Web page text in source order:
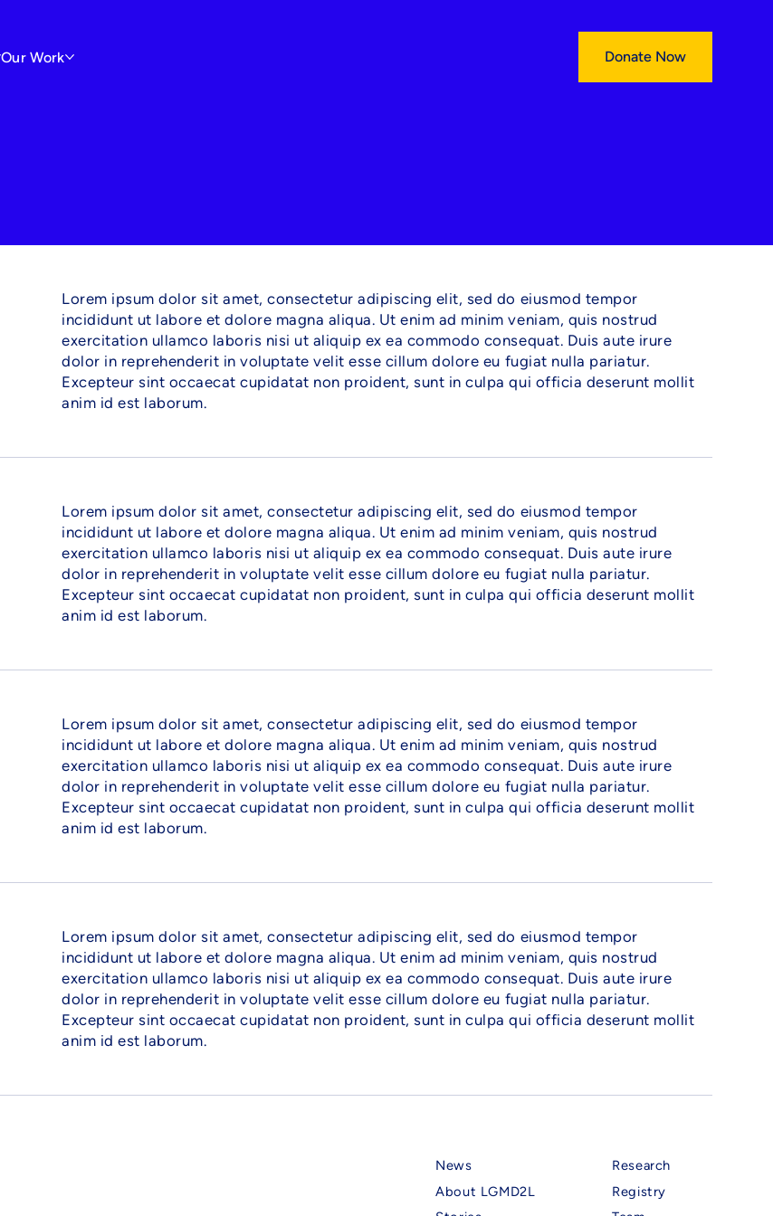
Donate Now
Our Work
Lorem ipsum dolor sit amet, consectetur adipiscing elit, sed do eiusmod tempor
incididunt ut labore et dolore magna aliqua. Ut enim ad minim veniam, quis nostrud
exercitation ullamco laboris nisi ut aliquip ex ea commodo consequat. Duis aute irure
dolor in reprehenderit in voluptate velit esse cillum dolore eu fugiat nulla pariatur.
Excepteur sint occaecat cupidatat non proident, sunt in culpa qui officia deserunt mollit
anim id est laborum.
Lorem ipsum dolor sit amet, consectetur adipiscing elit, sed do eiusmod tempor
incididunt ut labore et dolore magna aliqua. Ut enim ad minim veniam, quis nostrud
exercitation ullamco laboris nisi ut aliquip ex ea commodo consequat. Duis aute irure
dolor in reprehenderit in voluptate velit esse cillum dolore eu fugiat nulla pariatur.
Excepteur sint occaecat cupidatat non proident, sunt in culpa qui officia deserunt mollit
anim id est laborum.
Lorem ipsum dolor sit amet, consectetur adipiscing elit, sed do eiusmod tempor
incididunt ut labore et dolore magna aliqua. Ut enim ad minim veniam, quis nostrud
exercitation ullamco laboris nisi ut aliquip ex ea commodo consequat. Duis aute irure
dolor in reprehenderit in voluptate velit esse cillum dolore eu fugiat nulla pariatur.
Excepteur sint occaecat cupidatat non proident, sunt in culpa qui officia deserunt mollit
anim id est laborum.
Lorem ipsum dolor sit amet, consectetur adipiscing elit, sed do eiusmod tempor
incididunt ut labore et dolore magna aliqua. Ut enim ad minim veniam, quis nostrud
exercitation ullamco laboris nisi ut aliquip ex ea commodo consequat. Duis aute irure
dolor in reprehenderit in voluptate velit esse cillum dolore eu fugiat nulla pariatur.
Excepteur sint occaecat cupidatat non proident, sunt in culpa qui officia deserunt mollit
anim id est laborum.
News
About LGMD2L
Research
Registry